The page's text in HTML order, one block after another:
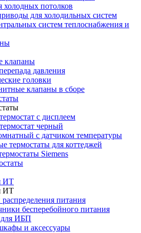
холодных потолков
для холодильных систем
систем теплоснабжения и
клапаны
давления
головки
клапаны в сборе
с дисплеем
черный
с датчиком температуры
термостаты для коттеджей
Siemens
ИТ
ИТ
питания
бесперебойного питания
для ИБП
и аксессуары